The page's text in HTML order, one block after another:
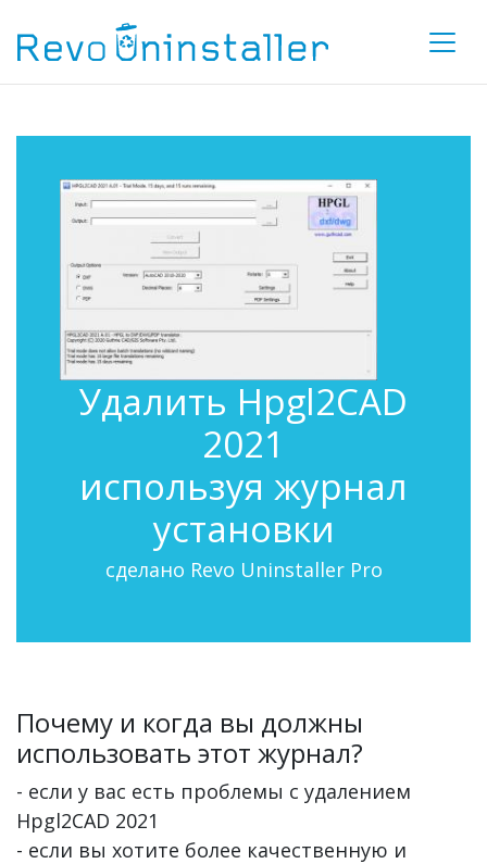
Удалить Hpgl2CAD
2021
используя журнал
установки
сделано Revo Uninstaller Pro
Почему и когда вы должны
использовать этот журнал?
- если у вас есть проблемы с удалением
Hpgl2CAD 2021
- если вы хотите более качественную и